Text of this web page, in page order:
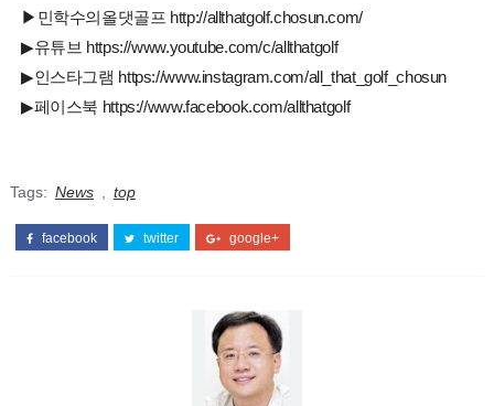
▶민학수의올댓골프 http://allthatgolf.chosun.com/
▶유튜브 https://www.youtube.com/c/allthatgolf
▶인스타그램 https://www.instagram.com/all_that_golf_chosun
▶페이스북 https://www.facebook.com/allthatgolf
Tags: News top
facebook twitter google+